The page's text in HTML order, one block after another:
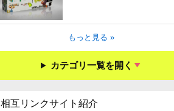
もっと見る »
カテゴリ一覧を開く
相互リンクサイト紹介